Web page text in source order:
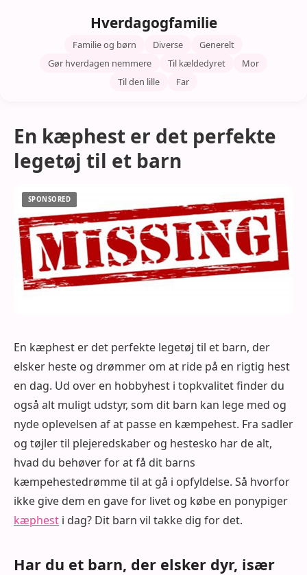
Hverdagogfamilie
Familie og børn Diverse
Generelt
Gør hverdagen nemmere
Til kældedyret
Mor
Til den lille
Far
En kæphest er det perfekte
legetøj til et barn
En kæphest er det perfekte legetøj til et barn, der
elsker heste og drømmer om at ride på en rigtig hest
en dag. Ud over en hobbyhest i topkvalitet finder du
også alt muligt udstyr, som dit barn kan lege med og
nyde oplevelsen af at passe en kæmpehest. Fra sadler
og tøjler til plejeredskaber og hestesko har de alt,
hvad du behøver for at få dit barns
kæmpehestedrømme til at gå i opfyldelse. Så hvorfor
ikke give dem en gave for livet og købe en ponypiger
kæphest i dag? Dit barn vil takke dig for det.
Har du et barn, der elsker dyr, især